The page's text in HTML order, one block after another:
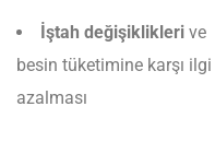
İştah değişiklikleri ve
besin tüketimine karşı ilgi
azalması